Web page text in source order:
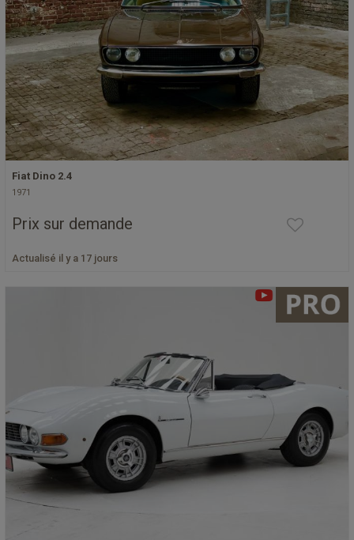
Fiat Dino 2.4
1971
Prix sur demande
Actualisé il y a 17 jours